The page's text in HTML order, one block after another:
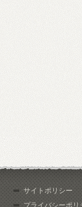
サイトポリシー
プライバシーポリ